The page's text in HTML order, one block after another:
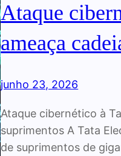
Ataque
ameaça
junho 23, 2026
Ataque cibernético à
suprimentos A Tata
de suprimentos de